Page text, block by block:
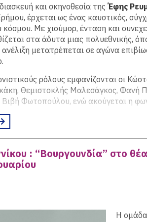
και σκηνοθεσία της Έφης
έρχεται ως ένας καυστικός,
κόσμου. Με χιούμορ, ένταση και
στα άδυτα μιας πολυεθνικής,
μετατρέπεται σε αγώνα
ρόλους εμφανίζονται οι
Θεμιστοκλής Μαλεσάγκος, Φανή
Βιβή Φωτοπούλου, ενώ ακούγεται η
πάρτι μιας πολυεθνικής Εταιρίας,
εργαζόμενούς της. Η γυναίκα
την εξουσία της σε μια πολύ
μόνο τη ζηλεύει αλλά και τη
αλλά έχει να ανταγωνιστεί τον
: “Βουργουνδία” στο
Η